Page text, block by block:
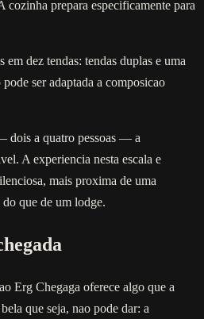
cozinha prepara especificamente para
em dez tendas: tendas duplas e uma
ser adaptada a composicao
dois a quatro pessoas — a
A experiencia nesta escala e
mais proxima de uma
que de um lodge.
Erg Chegaga oferece algo que a
que seja, nao pode dar: a